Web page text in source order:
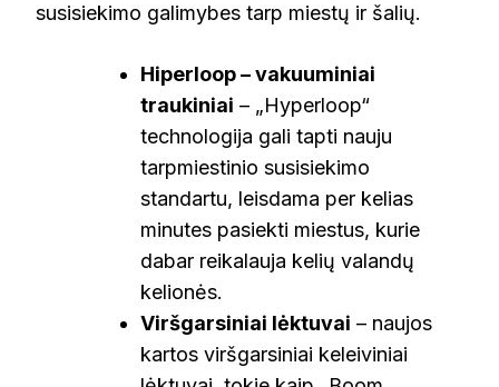
susisiekimo galimybes tarp miestų ir šalių.
Hiperloop – vakuuminiai
traukiniai – „Hyperloop“
technologija gali tapti nauju
tarpmiestinio susisiekimo
standartu, leisdama per kelias
minutes pasiekti miestus, kurie
dabar reikalauja kelių valandų
kelionės.
Viršgarsiniai lėktuvai – naujos
kartos viršgarsiniai keleiviniai